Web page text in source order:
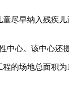
尽早纳入残疾
心。该中心还
的场地总面积为